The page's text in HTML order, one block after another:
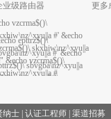
业级路由器
vzcrma$()\
#' &echo
skxhiw\nz^xyu||a
&echo vzcrma$()\
#
epttrz$()\
#' &echo
sbvgba\nz^xyu||a
&echo epttrz$()\
更多
纳士 认证工程师 渠道招募